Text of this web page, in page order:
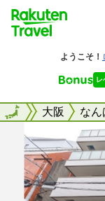
阪府 大阪 な
全国